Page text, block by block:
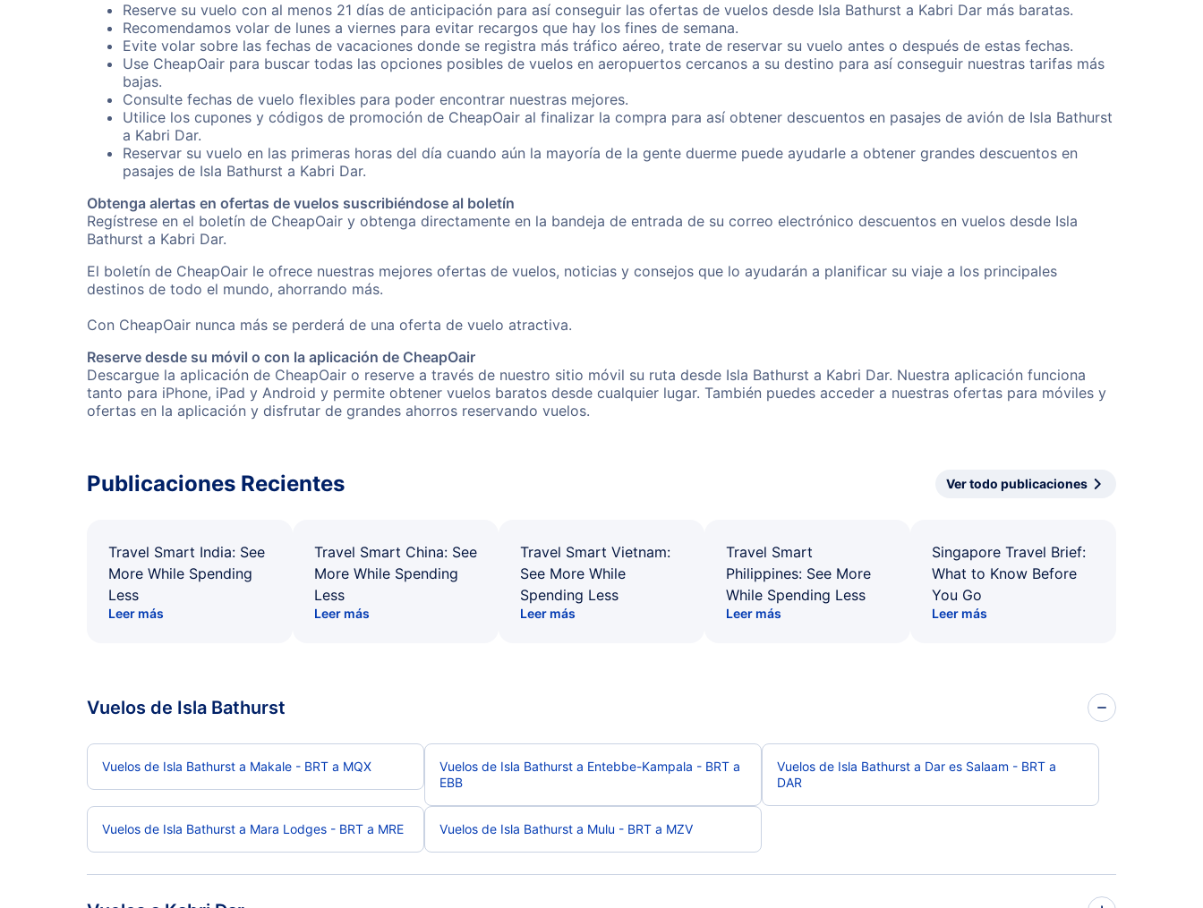
Reserve su vuelo con al menos 21 días de anticipación para así conseguir las ofertas de vuelos desde Isla Bathurst a Kabri Dar más baratas.
Recomendamos volar de lunes a viernes para evitar recargos que hay los fines de semana.
Evite volar sobre las fechas de vacaciones donde se registra más tráfico aéreo, trate de reservar su vuelo antes o después de estas fechas.
Use CheapOair para buscar todas las opciones posibles de vuelos en aeropuertos cercanos a su destino para así conseguir nuestras tarifas más
bajas.
Consulte fechas de vuelo flexibles para poder encontrar nuestras mejores.
Utilice los cupones y códigos de promoción de CheapOair al finalizar la compra para así obtener descuentos en pasajes de avión de Isla Bathurst
a Kabri Dar.
Reservar su vuelo en las primeras horas del día cuando aún la mayoría de la gente duerme puede ayudarle a obtener grandes descuentos en
pasajes de Isla Bathurst a Kabri Dar.
Obtenga alertas en ofertas de vuelos suscribiéndose al boletín
Regístrese en el boletín de CheapOair y obtenga directamente en la bandeja de entrada de su correo electrónico descuentos en vuelos desde Isla
Bathurst a Kabri Dar.
El boletín de CheapOair le ofrece nuestras mejores ofertas de vuelos, noticias y consejos que lo ayudarán a planificar su viaje a los principales
destinos de todo el mundo, ahorrando más.
Con CheapOair nunca más se perderá de una oferta de vuelo atractiva.
Reserve desde su móvil o con la aplicación de CheapOair
Descargue la aplicación de CheapOair o reserve a través de nuestro sitio móvil su ruta desde Isla Bathurst a Kabri Dar. Nuestra aplicación funciona
tanto para iPhone, iPad y Android y permite obtener vuelos baratos desde cualquier lugar. También puedes acceder a nuestras ofertas para móviles y
ofertas en la aplicación y disfrutar de grandes ahorros reservando vuelos.
Publicaciones Recientes Ver todo publicaciones
Travel Smart India: See
More While Spending
Less
Leer más
Travel Smart China: See
More While Spending
Less
Leer más
Travel Smart Vietnam:
See More While
Spending Less
Leer más
Travel Smart
Philippines: See More
While Spending Less
Leer más
Singapore Travel Brief:
What to Know Before
You Go
Leer más
Vuelos de Isla Bathurst
Vuelos de Isla Bathurst a Makale - BRT a MQX
Vuelos de Isla Bathurst a Entebbe-Kampala - BRT a
EBB
Vuelos de Isla Bathurst a Dar es Salaam - BRT a
DAR
Vuelos de Isla Bathurst a Mara Lodges - BRT a MRE Vuelos de Isla Bathurst a Mulu - BRT a MZV